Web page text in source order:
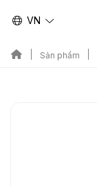
VN
Sản phẩm